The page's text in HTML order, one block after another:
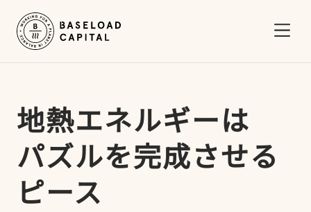
地熱エネルギーは
パズルを完成させる
ピース